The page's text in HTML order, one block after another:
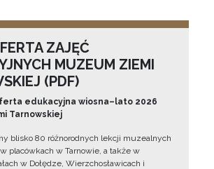
ZAJĘĆ
MUZEUM ZIEMI
(PDF)
edukacyjna wiosna–lato 2026
Tarnowskiej
blisko 80 różnorodnych lekcji muzealnych
placówkach w Tarnowie, a także w
w Dołędze, Wierzchosławicach i